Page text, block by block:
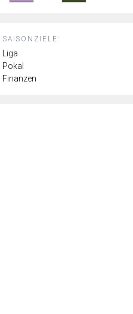
SAISONZIELE:
Liga
Pokal
Finanzen